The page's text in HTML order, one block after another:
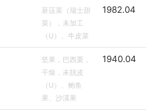
莙荙菜（瑞士甜
菜），未加工
（U）、牛皮菜
1982.04
坚果，巴西栗，
干燥，未脱皮
（U）、鲍鱼
果、沙漠果
1940.04